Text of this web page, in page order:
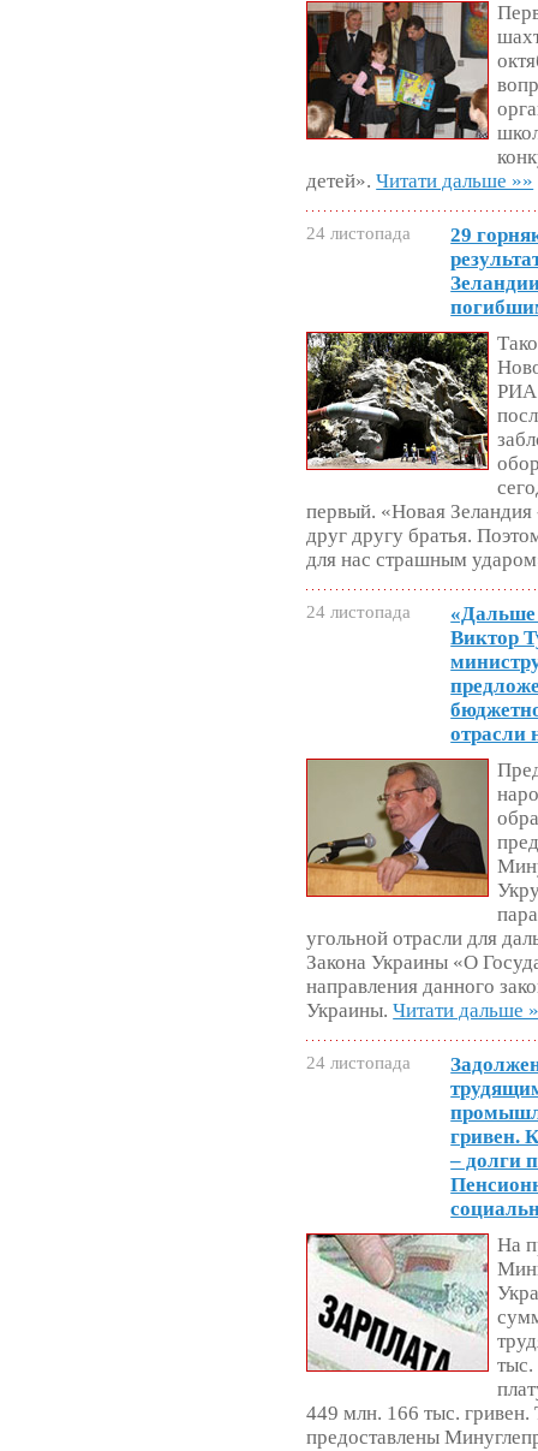
детей».Читати дальше »»
24 листопада
29
РИА
первый. «Новая Зеландия
друг другу братья.
для нас страшным
24 листопада
«Дальше
Виктор
отрасли
угольной отрасли для
Закона Украины «О
направления данного
Украины.Читати дальше
24 листопада
гривен.
– долги
На
тыс.
449 млн. 166 тыс.
предоставлены